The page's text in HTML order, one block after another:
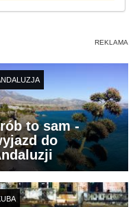
to sam -
do